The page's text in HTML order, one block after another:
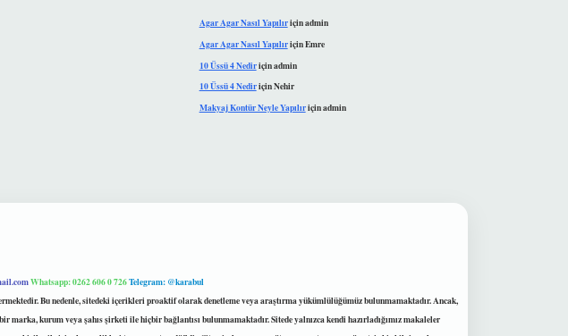
Agar Agar Nasıl Yapılıriçinadmin
Agar Agar Nasıl YapılıriçinEmre
10 Üssü 4 Nediriçinadmin
10 Üssü 4 NediriçinNehir
Makyaj Kontür Neyle Yapılıriçinadmin
Whatsapp: 0262 606 0 726Telegram: @karabul
Bu nedenle, sitedeki içerikleri proaktif olarak denetleme veya araştırma yükümlülüğümüz bulunmamaktadır. Ancak,
kurum veya şahıs şirketi ile hiçbir bağlantısı bulunmamaktadır. Sitede yalnızca kendi hazırladığımız makaleler